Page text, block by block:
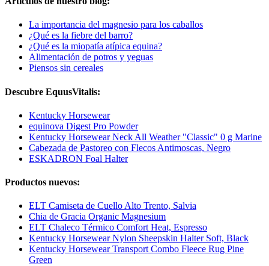
La importancia del magnesio para los caballos
¿Qué es la fiebre del barro?
¿Qué es la miopatía atípica equina?
Alimentación de potros y yeguas
Piensos sin cereales
Descubre EquusVitalis:
Kentucky Horsewear
equinova Digest Pro Powder
Kentucky Horsewear Neck All Weather "Classic" 0 g Marine
Cabezada de Pastoreo con Flecos Antimoscas, Negro
ESKADRON Foal Halter
Productos nuevos:
ELT Camiseta de Cuello Alto Trento, Salvia
Chia de Gracia Organic Magnesium
ELT Chaleco Térmico Comfort Heat, Espresso
Kentucky Horsewear Nylon Sheepskin Halter Soft, Black
Kentucky Horsewear Transport Combo Fleece Rug Pine
Green